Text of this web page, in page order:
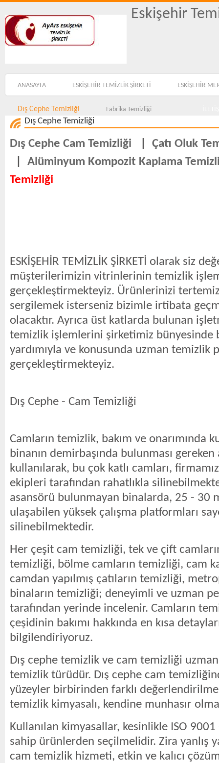
Eskişehir
ANASAYFA ESKİŞEHİR TEMİZLİK ŞİRKETİ ESKİŞEHİR
Dış Cephe Temizliği Fabrika Temizliği
Dış Cephe Temizliği
Dış Cephe Cam Temizliği
Çatı Oluk
Alüminyum Kompozit Kaplama
Temizliği
ESKİŞEHİR TEMİZLİK ŞİRKETİ olarak siz
müşterilerimizin vitrinlerinin temizlik
gerçekleştirmekteyiz. Ürünlerinizi
sergilemek isterseniz bizimle irtibata
olacaktır. Ayrıca üst katlarda bulunan
temizlik işlemlerini şirketimiz bünyesinde
yardımıyla ve konusunda uzman temizlik
gerçekleştirmekteyiz.
Dış Cephe - Cam Temizliği
Camların temizlik, bakım ve onarımında
binanın demirbaşında bulunması gereken
kullanılarak, bu çok katlı camları,
ekipleri tarafından rahatlıkla
asansörü bulunmayan binalarda, 25 - 30
ulaşabilen yüksek çalışma platformları
silinebilmektedir.
Her çeşit cam temizliği, tek ve çift
temizliği, bölme camların temizliği, cam
camdan yapılmış çatıların temizliği,
binaların temizliği; deneyimli ve uzman
tarafından yerinde incelenir. Camların
çeşidinin bakımı hakkında en kısa
bilgilendiriyoruz.
Dış cephe temizlik ve cam temizliği
temizlik türüdür. Dış cephe cam
yüzeyler birbirinden farklı
temizlik kimyasalı, kendine munhasır
Kullanılan kimyasallar, kesinlikle ISO
sahip ürünlerden seçilmelidir. Zira yanlış
cam temizlik hizmeti, etkin ve kalıcı